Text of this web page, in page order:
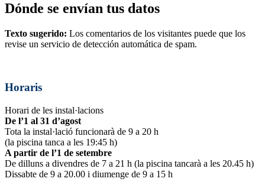
Dónde se envían tus datos
Texto sugerido: Los comentarios de los visitantes puede que los
revise un servicio de detección automática de spam.
Horaris
Horari de les instal·lacions
De l’1 al 31 d’agost
Tota la instal·lació funcionarà de 9 a 20 h
(la piscina tanca a les 19:45 h)
A partir de l’1 de setembre
De dilluns a divendres de 7 a 21 h (la piscina tancarà a les 20.45 h)
Dissabte de 9 a 20.00 i diumenge de 9 a 15 h